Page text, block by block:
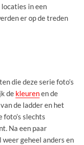
in een
er op de treden
die deze serie foto’s
de kleurenen de
de ladder en het
foto’s slechts
Na een paar
weer geheel anders en